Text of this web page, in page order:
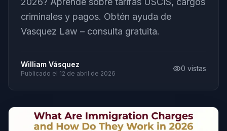
criminales y pagos. Obtén ayuda de
Vasquez Law – consulta gratuita.
William Vásquez
Publicado el 12 de abril de 2026
0 vistas